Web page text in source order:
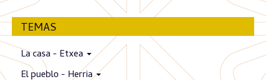
TEMAS
La casa - Etxea
El pueblo - Herria